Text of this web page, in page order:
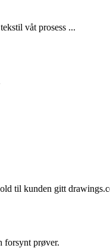
våt prosess ...
til kunden gitt
forsynt prøver.